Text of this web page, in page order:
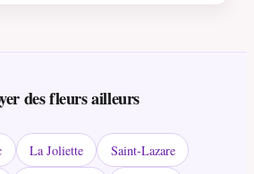
des fleurs ailleurs
La Joliette
Saint-Lazare